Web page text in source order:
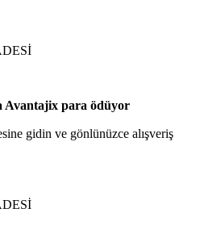
Avantajix para ödüyor
gidin ve gönlünüzce alışveriş